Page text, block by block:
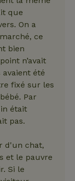
que
On a
ce
bien
n’avait
été
fixé sur les
Par
était
pas.
d'un chat,
et le pauvre
Si le